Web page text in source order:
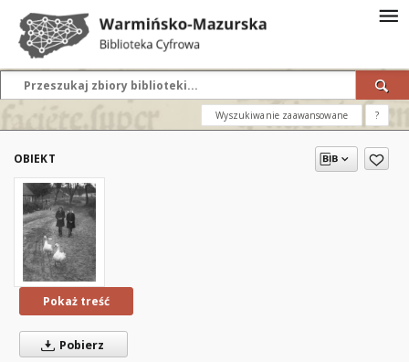
Wyszukiwanie zaawansowane ?
OBIEKT
Pokaż treść
Pobierz